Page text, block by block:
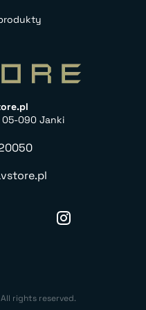
05-090 Janki
rights reserved.